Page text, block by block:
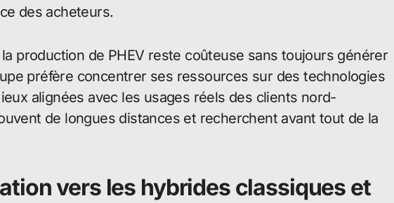
des acheteurs.
production de PHEV reste coûteuse sans toujours générer
préfère concentrer ses ressources sur des technologies
alignées avec les usages réels des clients nord-
de longues distances et recherchent avant tout de la
vers les hybrides classiques et